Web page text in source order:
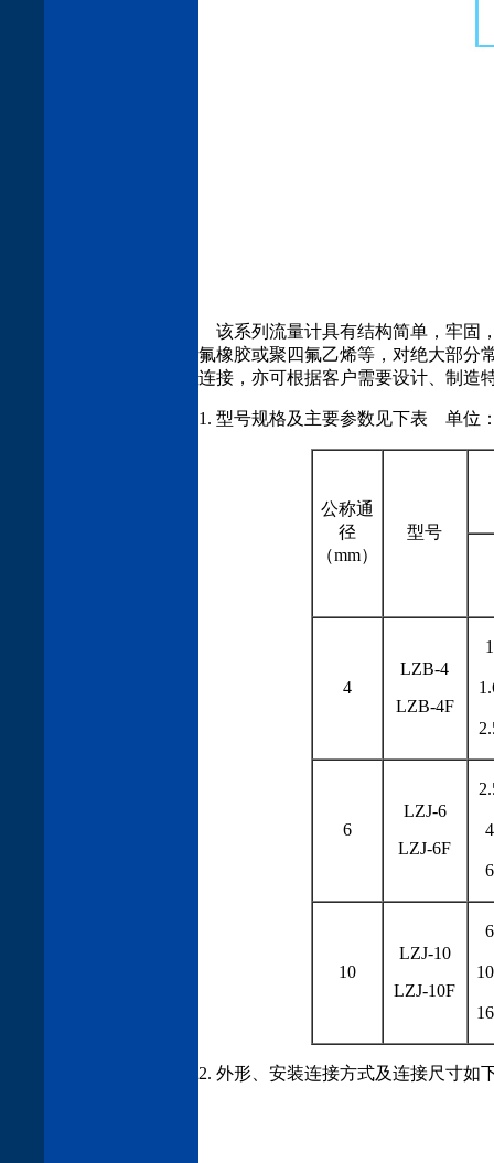
该系列流量计具有结构简单，牢固
氟橡胶或聚四氟乙烯等，对绝大部分
连接，亦可根据客户需要设计、制造
1. 型号规格及主要参数见下表 单位
公称通
径
（mm）
型号
4
LZB-4
LZB-4F
6
LZJ-6
LZJ-6F
10
LZJ-10
LZJ-10F
2. 外形、安装连接方式及连接尺